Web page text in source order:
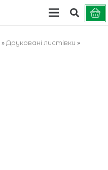
» Друковані листівки »